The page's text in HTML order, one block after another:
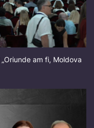
am fi, Moldova